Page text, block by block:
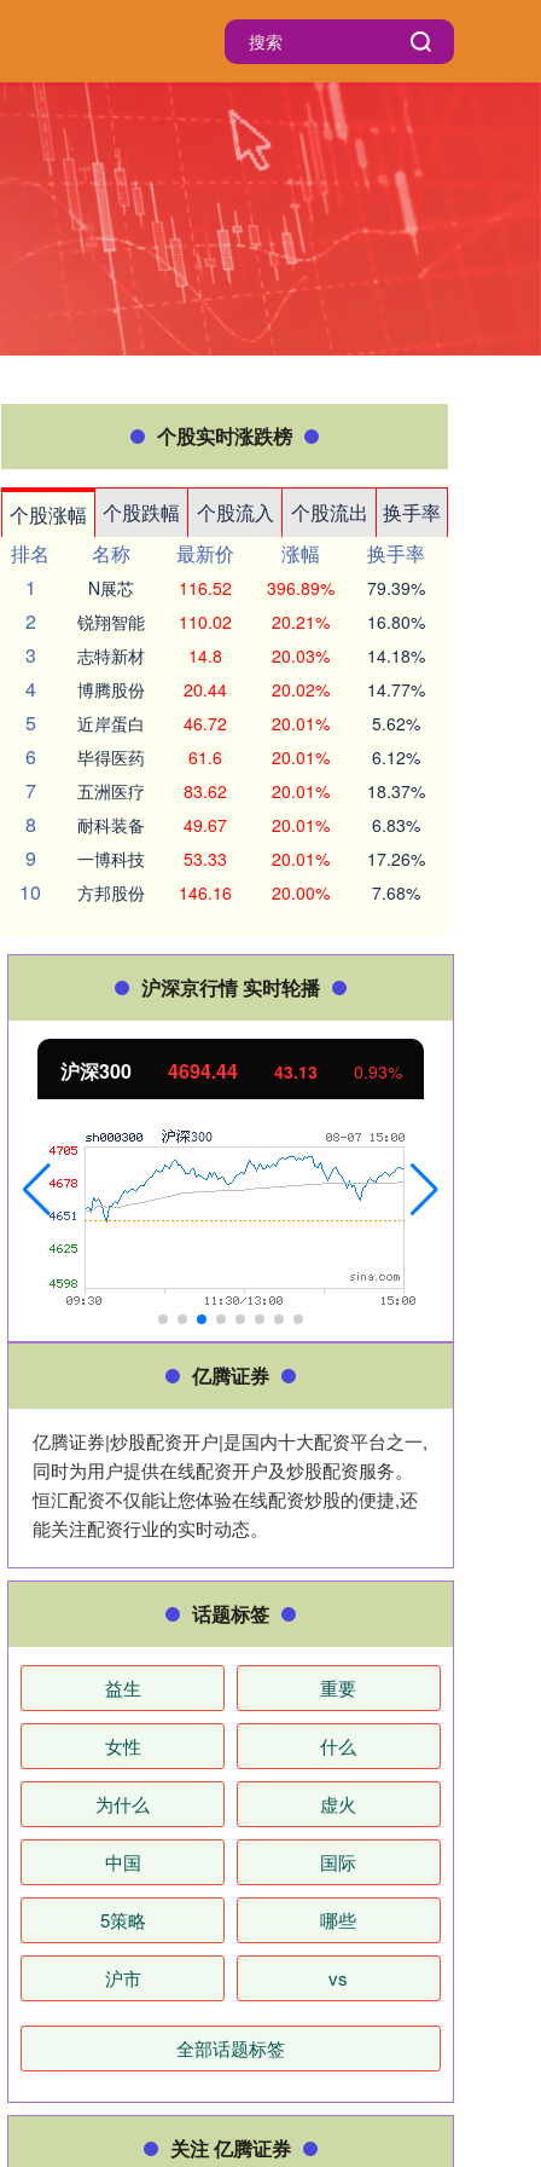
个股实时涨跌榜
个股涨幅 个股跌幅 个股流入 个股流出
换手率
排名
名称 最新价 涨幅
换手率
1
N展芯 116.52 396.89% 79.39%
2 锐翔智能 110.02 20.21% 16.80%
3 志特新材 14.8 20.03% 14.18%
4 博腾股份 20.44 20.02% 14.77%
5 近岸蛋白 46.72 20.01% 5.62%
6 毕得医药 61.6 20.01% 6.12%
7 五洲医疗 83.62 20.01% 18.37%
8 耐科装备 49.67 20.01% 6.83%
9 一博科技 53.33 20.01% 17.26%
10 方邦股份 146.16 20.00% 7.68%
沪深京行情 实时轮播
0.93% 北证50 1134.24 11.37
亿腾证券
亿腾证券|炒股配资开户|是国内十大配资平台之一,
同时为用户提供在线配资开户及炒股配资服务。
恒汇配资不仅能让您体验在线配资炒股的便捷,还
能关注配资行业的实时动态。
话题标签
益生 重要
女性 什么
为什么 虚火
中国 国际
5策略 哪些
沪市 vs
全部话题标签
关注 亿腾证券